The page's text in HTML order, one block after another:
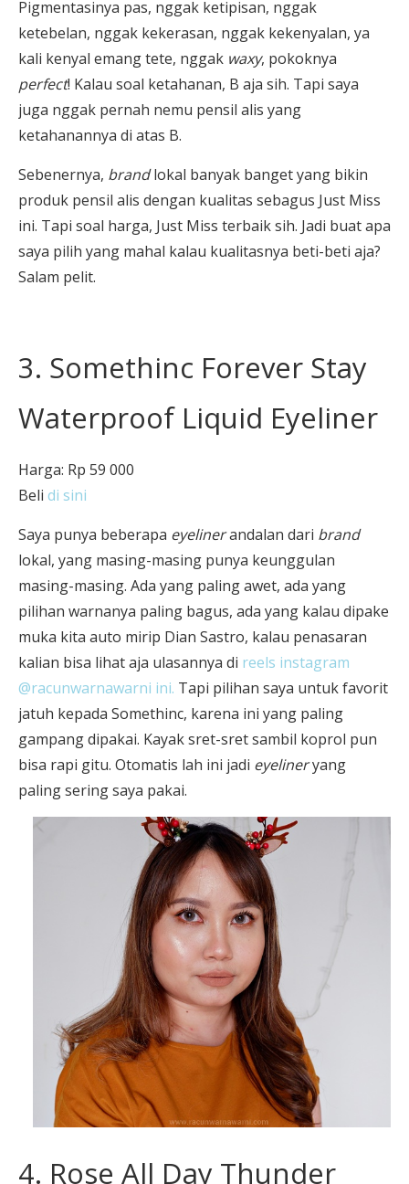
Pigmentasinya pas, nggak ketipisan, nggak
ketebelan, nggak kekerasan, nggak kekenyalan, ya
kali kenyal emang tete, nggak waxy, pokoknya
perfect! Kalau soal ketahanan, B aja sih. Tapi saya
juga nggak pernah nemu pensil alis yang
ketahanannya di atas B.
Sebenernya, brandlokal banyak banget yang bikin
produk pensil alis dengan kualitas sebagus Just Miss
ini. Tapi soal harga, Just Miss terbaik sih. Jadi buat apa
saya pilih yang mahal kalau kualitasnya beti-beti aja?
Salam pelit.
3. Somethinc Forever Stay
Waterproof Liquid Eyeliner
Harga: Rp 59 000
Beli di sini
Saya punya beberapa eyelinerandalan dari brand
lokal, yang masing-masing punya keunggulan
masing-masing. Ada yang paling awet, ada yang
pilihan warnanya paling bagus, ada yang kalau dipake
muka kita auto mirip Dian Sastro, kalau penasaran
kalian bisa lihat aja ulasannya di reels instagram
@racunwarnawarni ini. Tapi pilihan saya untuk favorit
jatuh kepada Somethinc, karena ini yang paling
gampang dipakai. Kayak sret-sret sambil koprol pun
bisa rapi gitu. Otomatis lah ini jadi eyelineryang
paling sering saya pakai.
4. Rose All Day Thunder